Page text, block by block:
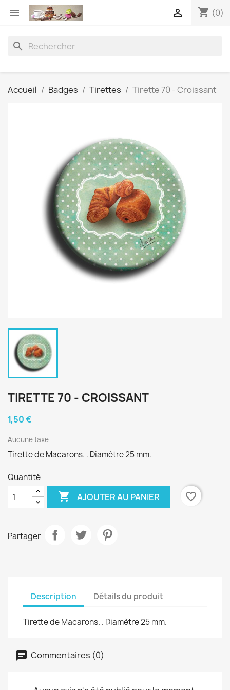
 shopping_cart (0)

search
Accueil Badges Tirettes Tirette 70 - Croissant
TIRETTE 70 - CROISSANT
1,50 €
Aucune taxe
Tirette de Macarons. . Diamètre 25 mm.
Quantité
 AJOUTER AU PANIER favorite_border
Partager
Description Détails du produit
Tirette de Macarons. . Diamètre 25 mm.
Commentaires (0)